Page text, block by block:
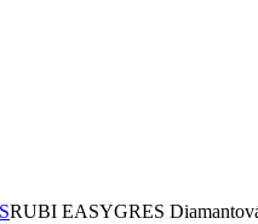
RUBI EASYGRES